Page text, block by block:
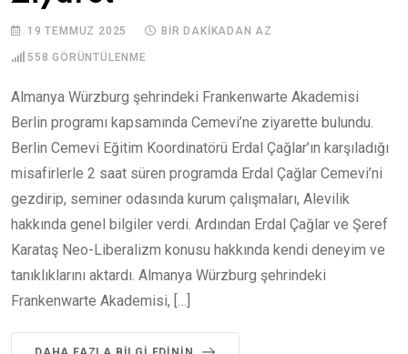
19 TEMMUZ 2025 BIR DAKIKADAN AZ
558 GÖRÜNTÜLENME
Almanya Würzburg şehrindeki Frankenwarte Akademisi
Berlin programı kapsamında Cemevi’ne ziyarette bulundu.
Berlin Cemevi Eğitim Koordinatörü Erdal Çağlar’ın karşıladığı
misafirlerle 2 saat süren programda Erdal Çağlar Cemevi’ni
gezdirip, seminer odasında kurum çalışmaları, Alevilik
hakkında genel bilgiler verdi. Ardından Erdal Çağlar ve Şeref
Karataş Neo-Liberalizm konusu hakkında kendi deneyim ve
tanıklıklarını aktardı. Almanya Würzburg şehrindeki
Frankenwarte Akademisi, […]